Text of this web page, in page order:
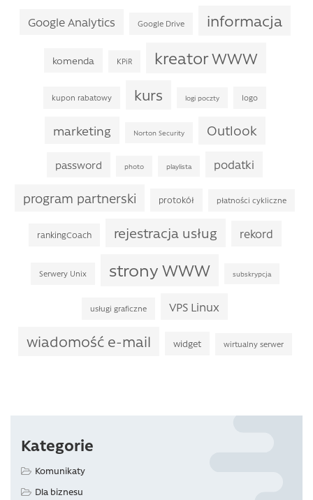
Kategorie
Komunikaty
Dla biznesu
Google Analytics Google Drive informacja
komenda KPiR kreator WWW
kupon rabatowy kurs logi poczty logo
marketing Norton Security Outlook
password photo playlista podatki
program partnerski protokół płatności cykliczne
rankingCoach rejestracja usług rekord
Serwery Unix strony WWW subskrypcja
usługi graficzne VPS Linux
wiadomość e-mail widget wirtualny serwer